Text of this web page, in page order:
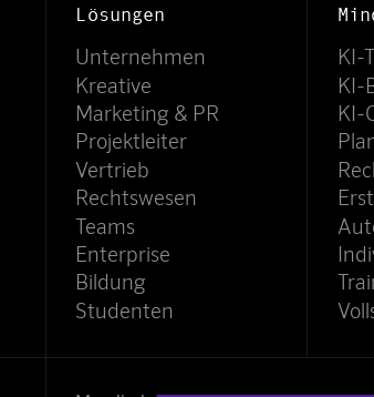
Lösungen
Unternehmen
Kreative
Marketing & PR
Projektleiter
Vertrieb
Rechtswesen
Teams
Enterprise
Bildung
Studenten
KI-
KI-
KI-